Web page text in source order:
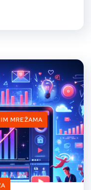
MREŽAMA